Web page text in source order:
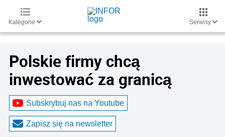
Kategorie Serwisy
Polskie firmy chcą
inwestować za granicą
Subskrybuj nas na Youtube
Zapisz się na newsletter